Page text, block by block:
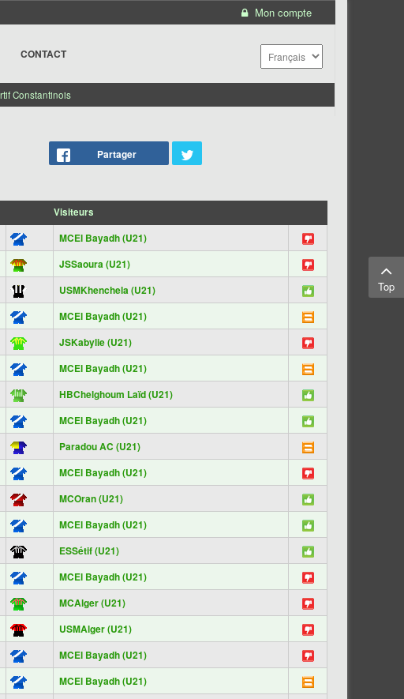
Mon compte
CONTACT
Constantinois
Partager
Visiteurs
MCEl Bayadh (U21)
JSSaoura (U21)
USMKhenchela (U21)
MCEl Bayadh (U21)
JSKabylie (U21)
MCEl Bayadh (U21)
HBChelghoum Laïd (U21)
MCEl Bayadh (U21)
Paradou AC (U21)
MCEl Bayadh (U21)
MCOran (U21)
MCEl Bayadh (U21)
ESSétif (U21)
MCEl Bayadh (U21)
MCAlger (U21)
USMAlger (U21)
MCEl Bayadh (U21)
MCEl Bayadh (U21)
Top